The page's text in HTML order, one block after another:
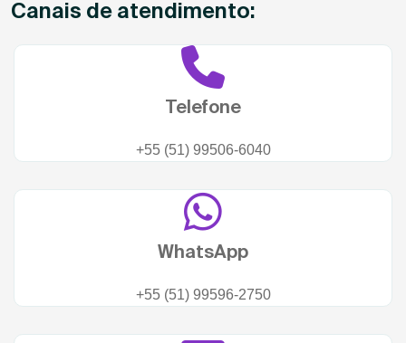
Canais de atendimento:
Telefone
+55 (51) 99506-6040
WhatsApp
+55 (51) 99596-2750